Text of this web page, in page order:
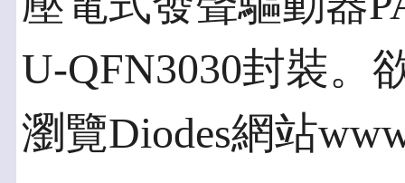
U-QFN3030封裝。
瀏覽Diodes網站